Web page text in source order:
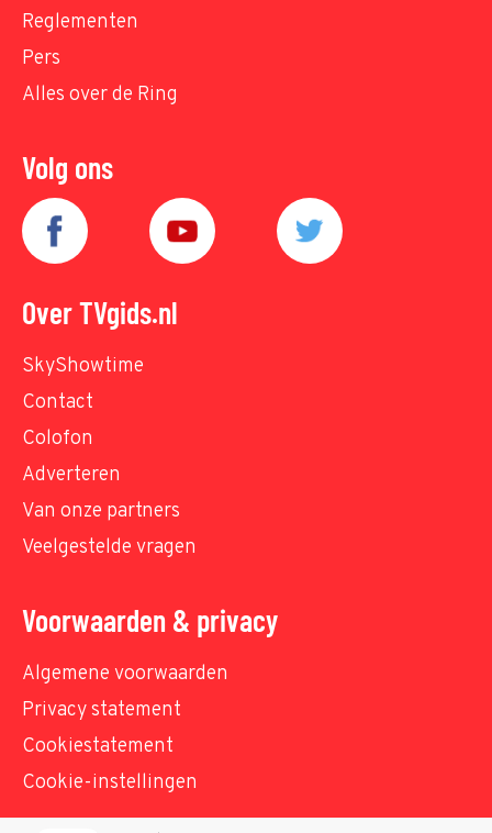
Reglementen
Pers
Alles over de Ring
Volg ons
Over TVgids.nl
SkyShowtime
Contact
Colofon
Adverteren
Van onze partners
Veelgestelde vragen
Voorwaarden & privacy
Algemene voorwaarden
Privacy statement
Cookiestatement
Cookie-instellingen